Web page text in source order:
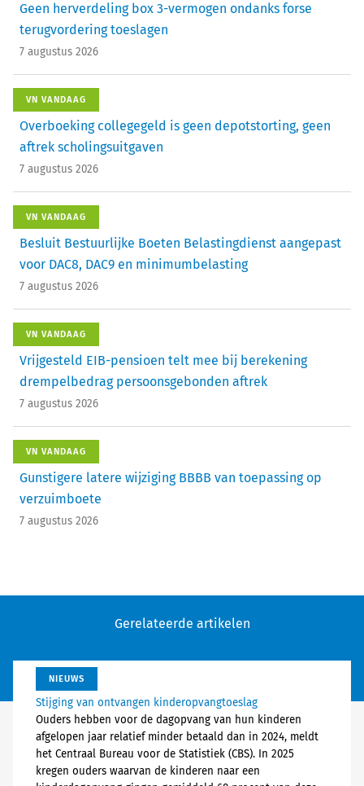
Geen herverdeling box 3-vermogen ondanks forse
terugvordering toeslagen
7 augustus 2026
VN VANDAAG
Overboeking collegegeld is geen depotstorting, geen
aftrek scholingsuitgaven
7 augustus 2026
VN VANDAAG
Besluit Bestuurlijke Boeten Belastingdienst aangepast
voor DAC8, DAC9 en minimumbelasting
7 augustus 2026
VN VANDAAG
Vrijgesteld EIB-pensioen telt mee bij berekening
drempelbedrag persoonsgebonden aftrek
7 augustus 2026
VN VANDAAG
Gunstigere latere wijziging BBBB van toepassing op
verzuimboete
7 augustus 2026
Gerelateerde artikelen
NIEUWS
Stijging van ontvangen kinderopvangtoeslag
Ouders hebben voor de dagopvang van hun kinderen
afgelopen jaar relatief minder betaald dan in 2024, meldt
het Centraal Bureau voor de Statistiek (CBS). In 2025
kregen ouders waarvan de kinderen naar een